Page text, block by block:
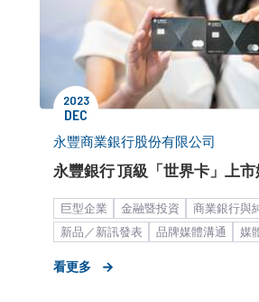
2023
DEC
永豐商業銀行股份有限公司
永豐銀行 頂級「世界卡」上
巨型企業 金融暨投資
商業銀行與
​新品／新訊發表
品牌媒體溝通 媒
看更多